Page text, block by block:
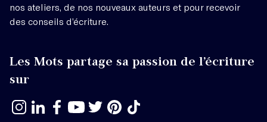
nos ateliers, de nos nouveaux auteurs et pour recevoir
des conseils d’écriture.
Les Mots partage sa passion de l’écriture
sur